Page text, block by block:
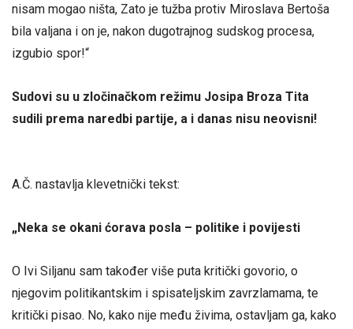
nisam mogao ništa, Zato je tužba protiv Miroslava Bertoša
bila valjana i on je, nakon dugotrajnog sudskog procesa,
izgubio spor!“
Sudovi su u zločinačkom režimu Josipa Broza Tita
sudili prema naredbi partije, a i danas nisu neovisni!
A.Č. nastavlja klevetnički tekst:
„Neka se okani ćorava posla – politike i povijesti
O Ivi Siljanu sam također više puta kritički govorio, o
njegovim politikantskim i spisateljskim zavrzlamama, te
kritički pisao. No, kako nije među živima, ostavljam ga, kako